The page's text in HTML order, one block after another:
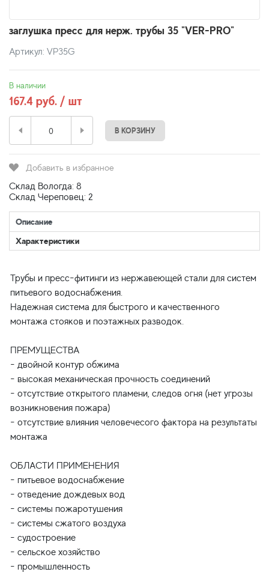
заглушка пресс для нерж. трубы 35 "VER-PRO"
Артикул: VP35G
В наличии
167.4 руб. / шт
В КОРЗИНУ
Добавить в избранное
Склад Вологда: 8
Склад Череповец: 2
Описание
Характеристики
Трубы и пресс-фитинги из нержавеющей стали для систем
питьевого водоснабжения.
Надежная система для быстрого и качественного
монтажа стояков и поэтажных разводок.
ПРЕМУЩЕСТВА
- двойной контур обжима
- высокая механическая прочность соединений
- отсутствие открытого пламени, следов огня (нет угрозы
возникновения пожара)
- отсутствие влияния человечесого фактора на результаты
монтажа
ОБЛАСТИ ПРИМЕНЕНИЯ
- питьевое водоснабжение
- отведение дождевых вод
- системы пожаротушения
- системы сжатого воздуха
- судостроение
- сельское хозяйство